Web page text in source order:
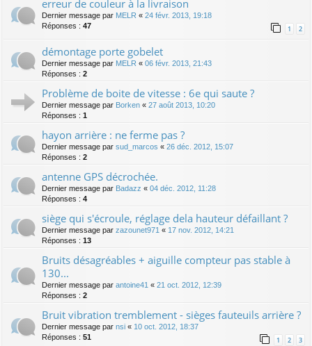
erreur de couleur à la livraison
Dernier message par MELR « 24 févr. 2013, 19:18
Réponses : 47 1 2
démontage porte gobelet
Dernier message par MELR « 06 févr. 2013, 21:43
Réponses : 2
Problème de boite de vitesse : 6e qui saute ?
Dernier message par Borken « 27 août 2013, 10:20
Réponses : 1
hayon arrière : ne ferme pas ?
Dernier message par sud_marcos « 26 déc. 2012, 15:07
Réponses : 2
antenne GPS décrochée.
Dernier message par Badazz « 04 déc. 2012, 11:28
Réponses : 4
siège qui s'écroule, réglage dela hauteur défaillant ?
Dernier message par zazounet971 « 17 nov. 2012, 14:21
Réponses : 13
Bruits désagréables + aiguille compteur pas stable à
130...
Dernier message par antoine41 « 21 oct. 2012, 12:39
Réponses : 2
Bruit vibration tremblement - sièges fauteuils arrière ?
Dernier message par nsi « 10 oct. 2012, 18:37
Réponses : 51 1 2 3